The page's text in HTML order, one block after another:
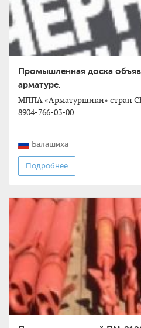
Промышленная доска
арматуре.
МППА «Арматурщики» стран
8904-766-03-00
Балашиха
Подробнее